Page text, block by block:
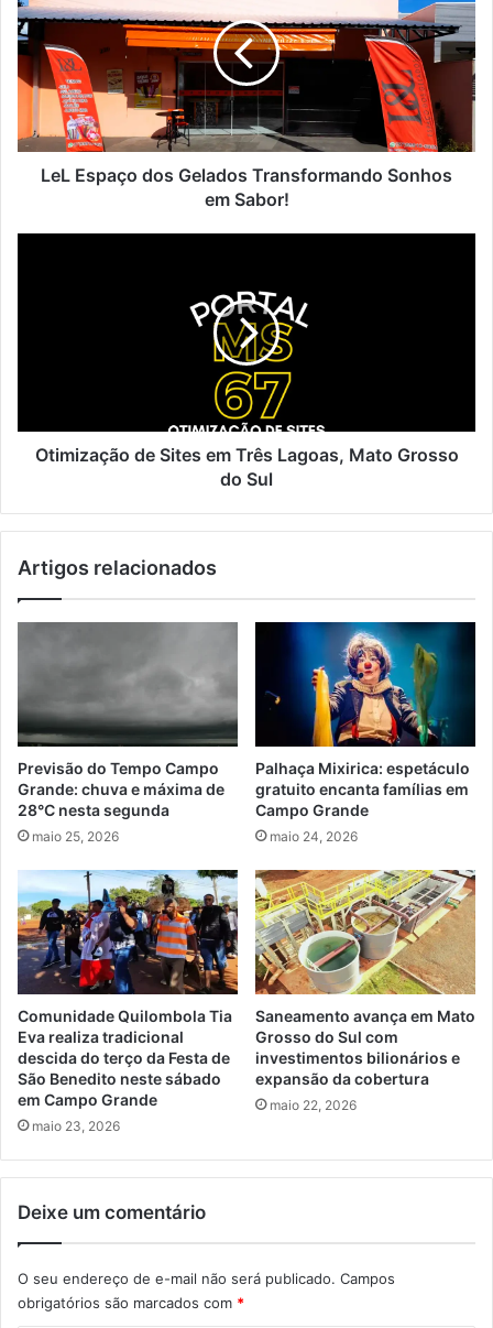
dos
Gelados
Transformando
Sonhos
LeL Espaço dos Gelados Transformando Sonhos
em Sabor!
do
SulOtimização de Sites em Três Lagoas, Mato Grosso
do Sul
Artigos relacionados
Previsão do Tempo Campo
Grande: chuva e máxima de
28°C nesta segunda
maio 25, 2026
Palhaça Mixirica: espetáculo
gratuito encanta famílias em
Campo Grande
maio 24, 2026
Comunidade Quilombola Tia
Eva realiza tradicional
descida do terço da Festa de
São Benedito neste sábado
em Campo Grande
maio 23, 2026
Saneamento avança em Mato
Grosso do Sul com
investimentos bilionários e
expansão da cobertura
maio 22, 2026
Deixe um comentário
O seu endereço de e-mail não será publicado. Campos
obrigatórios são marcados com *